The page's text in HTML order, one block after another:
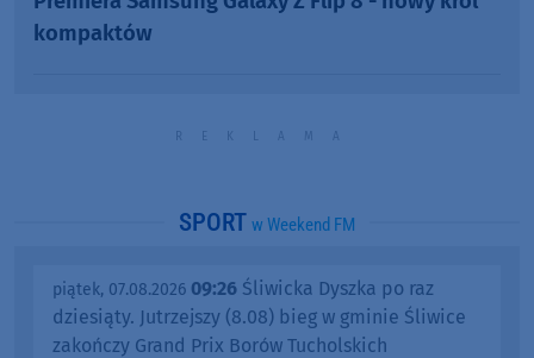
kompaktów
SPORT w Weekend FM
piątek, 07.08.2026 09:26 Śliwicka Dyszka po raz
dziesiąty. Jutrzejszy (8.08) bieg w gminie Śliwice
zakończy Grand Prix Borów Tucholskich